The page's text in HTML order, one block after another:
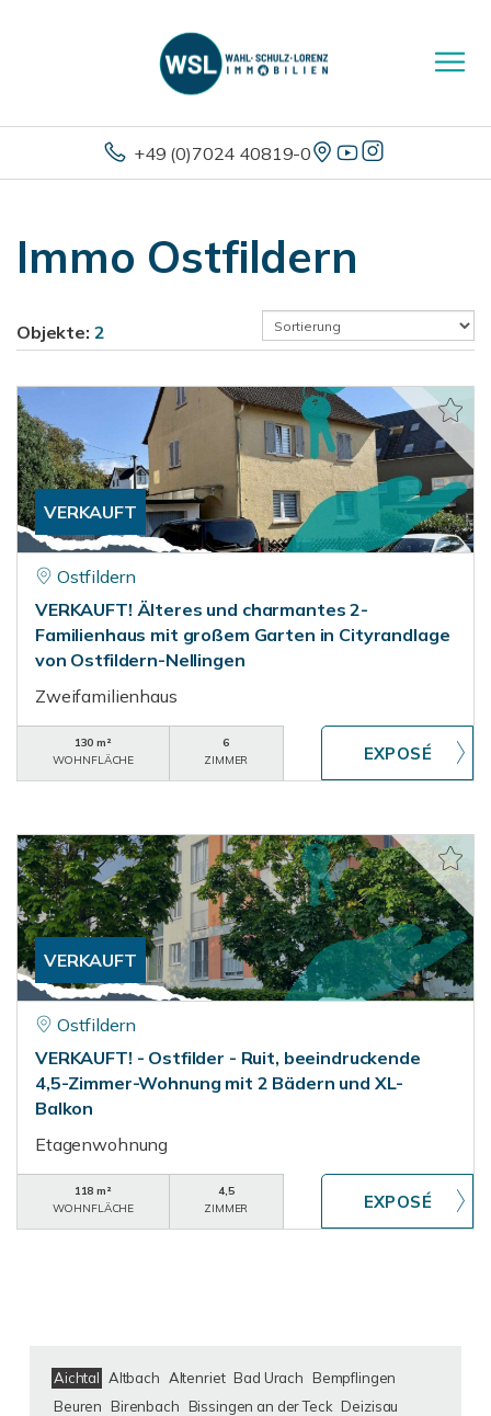
+49 (0)7024 40819-0
Immo Ostfildern
Objekte: 2
VERKAUFT
Ostfildern
VERKAUFT! Älteres und charmantes 2-
Familienhaus mit großem Garten in Cityrandlage
von Ostfildern-Nellingen
Zweifamilienhaus
130 m²
WOHNFLÄCHE
6
ZIMMER
VERKAUFT
Ostfildern
VERKAUFT! - Ostfilder - Ruit, beeindruckende
4,5-Zimmer-Wohnung mit 2 Bädern und XL-
Balkon
Etagenwohnung
118 m²
WOHNFLÄCHE
4,5
ZIMMER
Aichtal Altbach Altenriet Bad Urach
Bempflingen
Beuren
Birenbach Bissingen an der Teck Deizisau